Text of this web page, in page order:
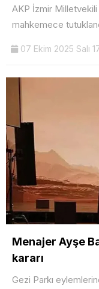
AKP İzmir Milletvekili
mahkemece
07 Ekim 2025 Salı
Menajer Ayşe
kararı
Gezi Parkı